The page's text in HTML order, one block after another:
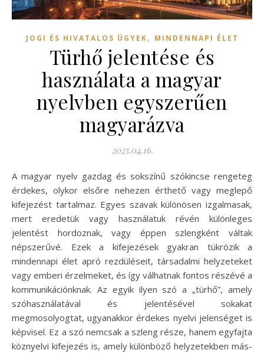
JOGI ÉS HIVATALOS ÜGYEK, MINDENNAPI ÉLET
Türhő jelentése és
használata a magyar
nyelvben egyszerűen
magyarázva
2025.04.16.
A magyar nyelv gazdag és sokszínű szókincse rengeteg
érdekes, olykor elsőre nehezen érthető vagy meglepő
kifejezést tartalmaz. Egyes szavak különösen izgalmasak,
mert eredetük vagy használatuk révén különleges
jelentést hordoznak, vagy éppen szlengként váltak
népszerűvé. Ezek a kifejezések gyakran tükrözik a
mindennapi élet apró rezdüléseit, társadalmi helyzeteket
vagy emberi érzelmeket, és így válhatnak fontos részévé a
kommunikációnknak. Az egyik ilyen szó a „türhő”, amely
szóhasználatával és jelentésével sokakat
megmosolyogtat, ugyanakkor érdekes nyelvi jelenséget is
képvisel. Ez a szó nemcsak a szleng része, hanem egyfajta
köznyelvi kifejezés is, amely különböző helyzetekben más-